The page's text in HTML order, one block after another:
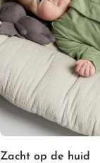
Zacht op de huid